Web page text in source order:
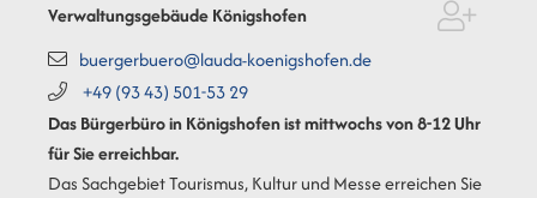
Verwaltungsgebäude Königshofen
buergerbuero@lauda-koenigshofen.de
+49 (9343) 501-5329
Das Bürgerbüro in Königshofen ist mittwochs von 8-12 Uhr
für Sie erreichbar.
Das Sachgebiet Tourismus, Kultur und Messe erreichen Sie